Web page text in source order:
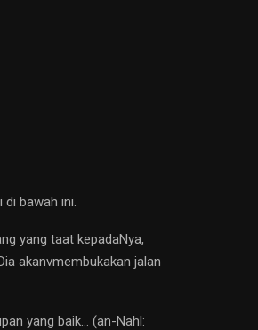
bawah ini.
yang taat kepadaNya,
akanvmembukakan jalan
yang baik… (an-Nahl: